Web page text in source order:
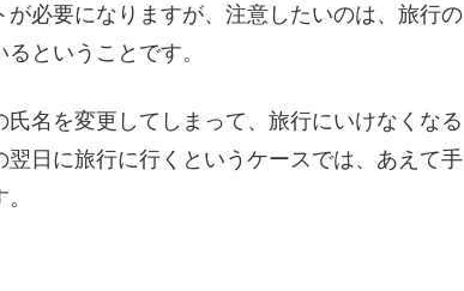
必要になりますが、注意したいのは、旅行の
ということです。
名を変更してしまって、旅行にいけなくなる
日に旅行に行くというケースでは、あえて手